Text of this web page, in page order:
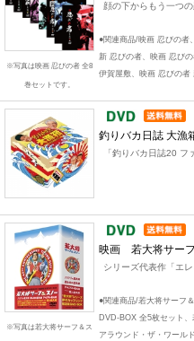
※写真は映画 忍びの者 全8
巻セットです。
顔の下からもう一つ
●関連商品/映画 忍びの
新 忍びの者、映画 忍び
伊賀屋敷、映画 忍びの者
釣りバカ日誌 大
「釣りバカ日誌20 フ
※写真は若大将サーフ＆ス
映画 若大将サー
シリーズ代表作「エ
●関連商品/若大将サーフ
DVD-BOX 全5枚セット
アラウンド・ザ・ワール